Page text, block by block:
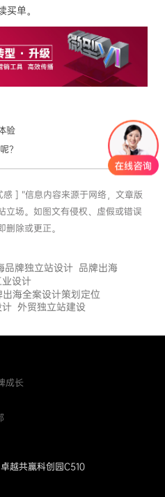
单。
验
？
] ”信息内容来源于网络，文章版
立场。如图文有侵权、虚假或错误
除或更正。
品牌独立站设计 品牌出海
设计
出海全案设计策划定位
计 外贸独立站建设
成长
越共赢科创园C510